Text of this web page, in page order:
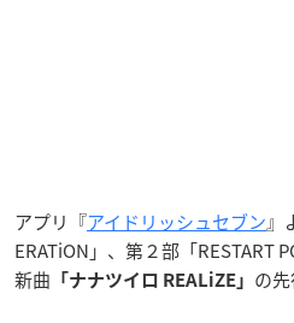
アプリ『アイドリッシュセブン』
ERATiON」、第２部「RESTART
新曲 「ナナツイロ REALiZE」 の